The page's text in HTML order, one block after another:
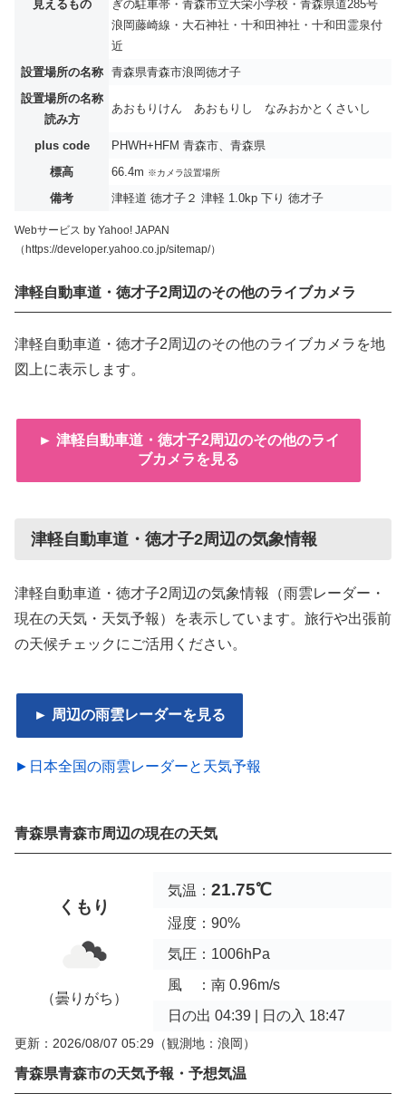
見えるもの
ぎの駐車帯・青森市立大栄小学校・青森県道285号
浪岡藤崎線・大石神社・十和田神社・十和田霊泉付
近
設置場所の名称
青森県青森市浪岡徳才子
設置場所の名称
読み方
あおもりけん あおもりし なみおかとくさいし
plus code
PHWH+HFM 青森市、青森県
標高
66.4m ※カメラ設置場所
備考 津軽道 徳才子２ 津軽 1.0kp 下り 徳才子
Webサービス by Yahoo! JAPAN
（https://developer.yahoo.co.jp/sitemap/）
津軽自動車道・徳才子2周辺のその他のライブカメラ
津軽自動車道・徳才子2周辺のその他のライブカメラを地
図上に表示します。
► 津軽自動車道・徳才子2周辺のその他のライ
ブカメラを見る
津軽自動車道・徳才子2周辺の気象情報
津軽自動車道・徳才子2周辺の気象情報（雨雲レーダー・
現在の天気・天気予報）を表示しています。旅行や出張前
の天候チェックにご活用ください。
► 周辺の雨雲レーダーを見る
►日本全国の雨雲レーダーと天気予報
青森県青森市周辺の現在の天気
くもり
（曇りがち）
気温： 21.75℃
湿度：90%
気圧：1006hPa
風 ：南 0.96m/s
日の出 04:39 | 日の入 18:47
更新：2026/08/07 05:29 （観測地：浪岡）
青森県青森市の天気予報・予想気温